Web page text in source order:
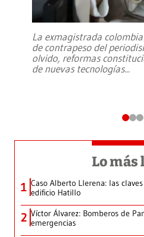
La exmagistrada
de contrapeso del
olvido, reformas
de nuevas tecnologías...
Lo más
1 Caso Alberto Llerena: las
edificio Hatillo
2 Víctor Álvarez: Bomberos de
emergencias